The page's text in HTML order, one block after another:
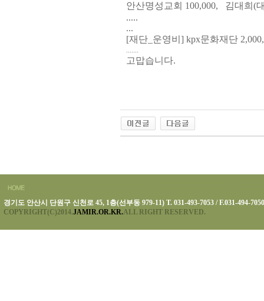
안산명성교회 100,000, 김대희(
.....
...
[재단_운영비] kpx문화재단
.......
고맙습니다.
경기도 안산시 단원구 신천로 45, 1층(선부동 979-11) T. 031-493-7053 / F.031-494-7050
COPYRIGHT(C)2014.JAMIR.OR.KR.ALL RIGHT RESERVED.